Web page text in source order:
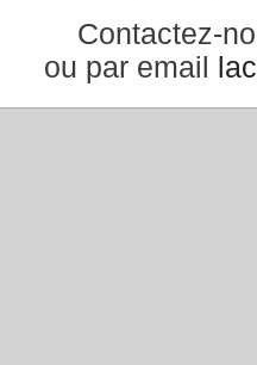
Contactez-
ou par email